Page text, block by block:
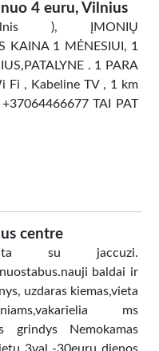
4 euru, Vilnius
), ĮMONIŲ
KAINA 1 MĖNESIUI, 1
. 1 PARA
Fi , Kabeline TV , 1 km
TAI PAT
centre
su jaccuzi.
baldai ir
uzdaras kiemas,vieta
ms
grindys Nemokamas